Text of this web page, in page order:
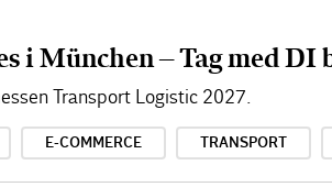
i München – Tag med DI
Transport Logistic 2027.
E-COMMERCE TRANSPORT